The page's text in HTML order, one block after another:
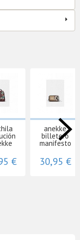
€
anekke
billetero
manifesto
30,95 €